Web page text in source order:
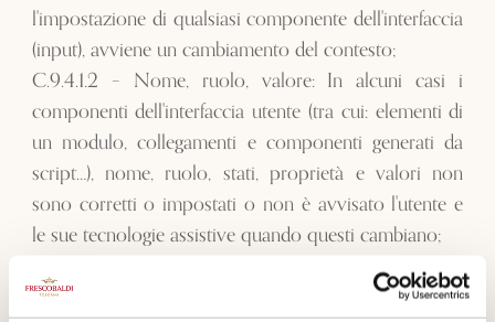
l'impostazione di qualsiasi componente dell'interfaccia
(input), avviene un cambiamento del contesto;
C.9.4.1.2 – Nome, ruolo, valore: In alcuni casi i
componenti dell'interfaccia utente (tra cui: elementi di
un modulo, collegamenti e componenti generati da
script…), nome, ruolo, stati, proprietà e valori non
sono corretti o impostati o non è avvisato l'utente e
le sue tecnologie assistive quando questi cambiano;
C.9.4.1.3 – Messaggi di stato: In alcuni casi i messaggi
di stato non sono presentati all'utente in modo che le